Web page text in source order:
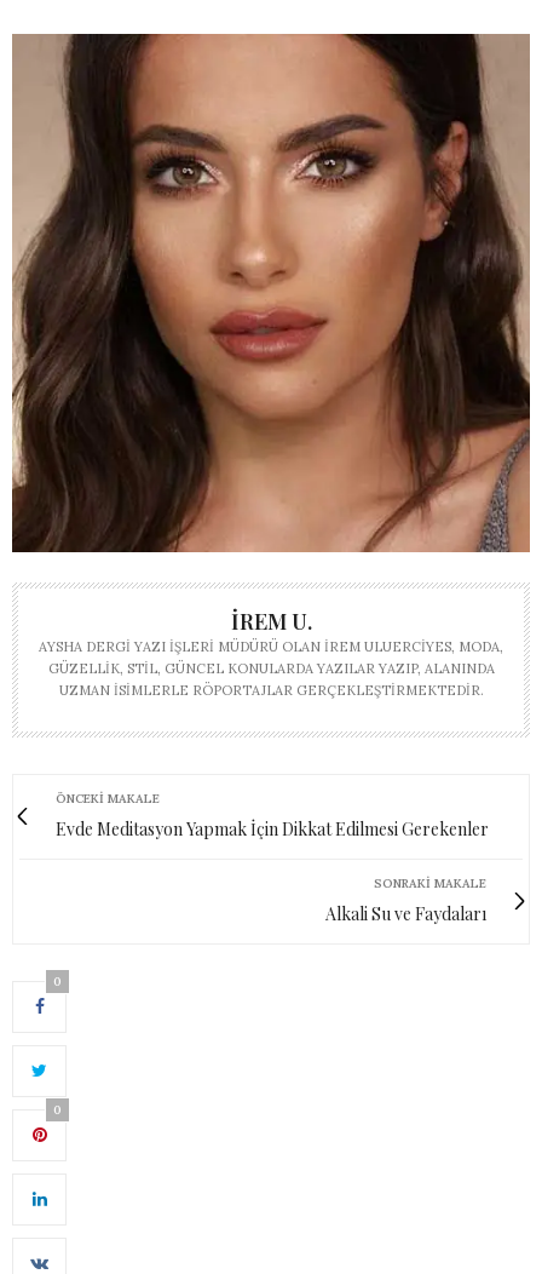
İREM U.
AYSHA DERGI YAZI İŞLERI MÜDÜRÜ OLAN İREM ULUERCIYES, MODA,
GÜZELLIK, STIL, GÜNCEL KONULARDA YAZILAR YAZIP, ALANINDA
UZMAN ISIMLERLE RÖPORTAJLAR GERÇEKLEŞTIRMEKTEDIR.
ÖNCEKI MAKALE
Evde Meditasyon Yapmak İçin Dikkat Edilmesi Gerekenler
SONRAKI MAKALE
Alkali Su ve Faydaları
0
0